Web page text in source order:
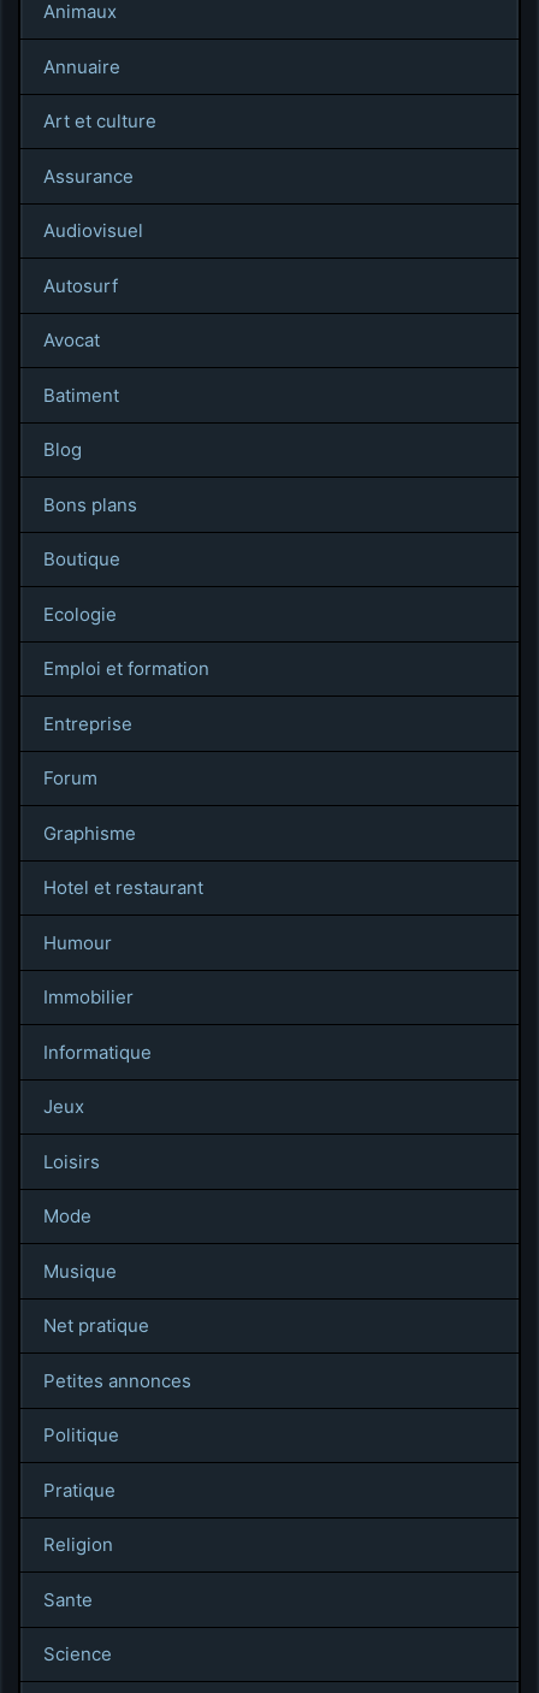
Animaux
Annuaire
Art et culture
Assurance
Audiovisuel
Autosurf
Avocat
Batiment
Blog
Bons plans
Boutique
Ecologie
Emploi et formation
Entreprise
Forum
Graphisme
Hotel et restaurant
Humour
Immobilier
Informatique
Jeux
Loisirs
Mode
Musique
Net pratique
Petites annonces
Politique
Pratique
Religion
Sante
Science